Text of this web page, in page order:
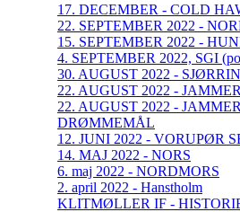
17. DECEMBER - COLD
22. SEPTEMBER 2022 -
15. SEPTEMBER 2022 -
4. SEPTEMBER 2022, SGI
30. AUGUST 2022 -
22. AUGUST 2022 -
22. AUGUST 2022 -
DRØMMEMÅL
12. JUNI 2022 - VORUPØR
14. MAJ 2022 - NORS
6. maj 2022 - NORDMORS
2. april 2022 - Hanstholm
KLITMØLLER IF -